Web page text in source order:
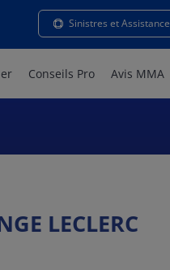
Sinistres et Assistance
Conseils Pro Avis MMA
LECLERC